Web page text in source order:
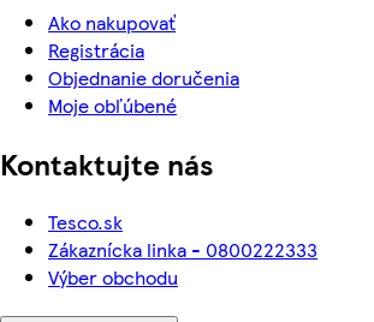
Ako nakupovať
Registrácia
Objednanie doručenia
Moje obľúbené
Kontaktujte nás
Tesco.sk
Zákaznícka linka - 0800222333
Výber obchodu